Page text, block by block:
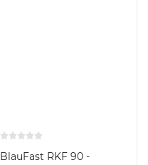
BlauFast RKF 90 -